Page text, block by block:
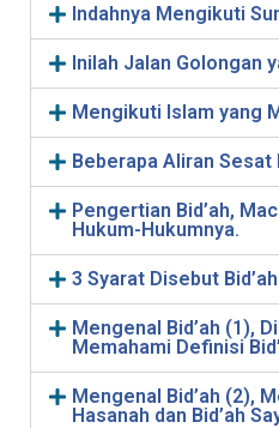
Indahnya Mengikuti
Inilah Jalan Golongan
Mengikuti Islam yang
Beberapa Aliran Sesat
Pengertian Bid’ah,
Hukum-Hukumnya.
3 Syarat Disebut Bid’ah
Mengenal Bid’ah (1),
Memahami Definisi
Mengenal Bid’ah (2),
Hasanah dan Bid’ah